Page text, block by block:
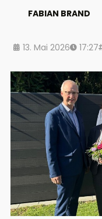
FABIAN BRAND
13. Mai 2026 17:27